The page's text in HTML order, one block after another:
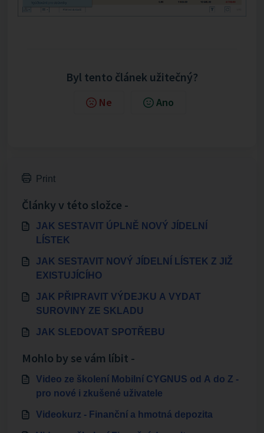
Byl tento článek užitečný?
Ne Ano
Print
Články v této složce -
JAK SESTAVIT ÚPLNĚ NOVÝ JÍDELNÍ
LÍSTEK
JAK SESTAVIT NOVÝ JÍDELNÍ LÍSTEK Z JIŽ
EXISTUJÍCÍHO
JAK PŘIPRAVIT VÝDEJKU A VYDAT
SUROVINY ZE SKLADU
JAK SLEDOVAT SPOTŘEBU
Mohlo by se vám líbit -
Video ze školení Mobilní CYGNUS od A do Z -
pro nové i zkušené uživatele
Videokurz - Finanční a hmotná depozita